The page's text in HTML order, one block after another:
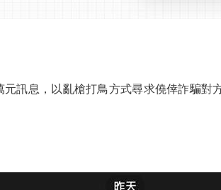
訊息，以亂槍打鳥方式尋求僥倖詐騙對